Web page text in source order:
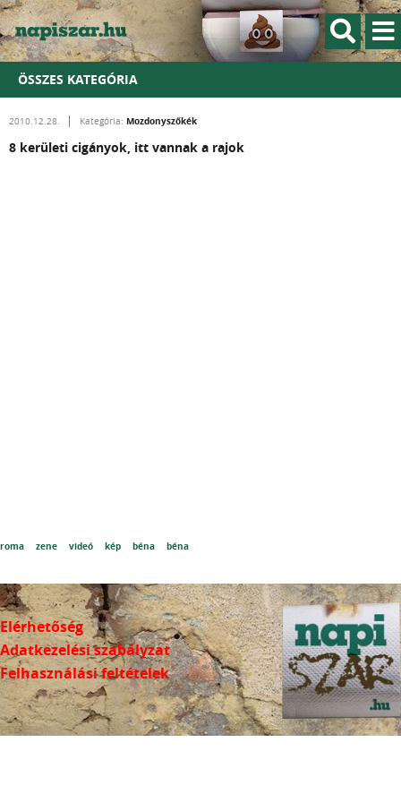
ÖSSZES KATEGÓRIA
2010.12.28. Kategória: Mozdonyszőkék
8 kerületi cigányok, itt vannak a rajok
roma zene videó kép béna béna
Elérhetőség
Adatkezelési szabályzat
Felhasználási feltételek